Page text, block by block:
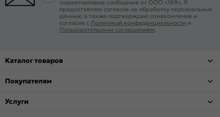
маркетинговые сообщения от ООО «169». Я
предоставляю согласие на обработку персональных
данных, а также подтверждаю ознакомление и
согласие с Политикой конфиденциальности и
Пользовательским соглашением.
Каталог товаров
Покупателям
Услуги